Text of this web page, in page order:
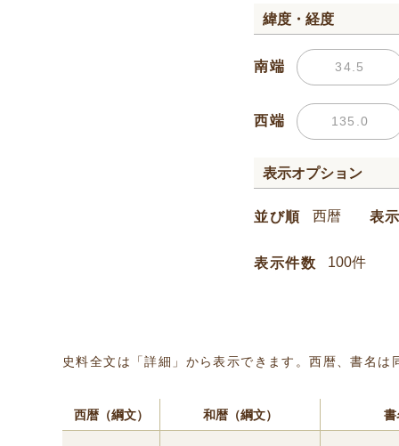
緯度・経度
南端
西端
表示オプション
並び順 表
表示件数
史料全文は「詳細」から表示できます。西暦、書名
西暦（綱文） 和暦（綱文） 書